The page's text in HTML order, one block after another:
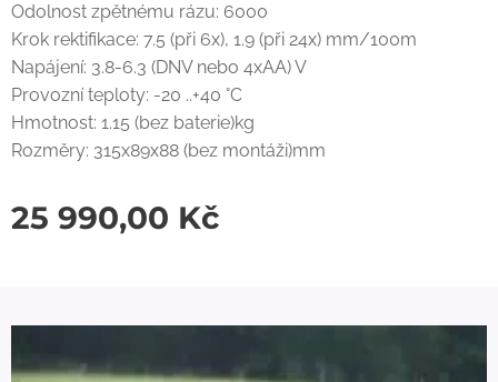
Odolnost zpětnému rázu: 6000
Krok rektifikace: 7.5 (při 6x), 1.9 (při 24x) mm/100m
Napájení: 3.8-6.3 (DNV nebo 4xAA) V
Provozní teploty: -20 ..+40 °C
Hmotnost: 1.15 (bez baterie)kg
Rozměry: 315x89x88 (bez montáži)mm
25 990,00 Kč